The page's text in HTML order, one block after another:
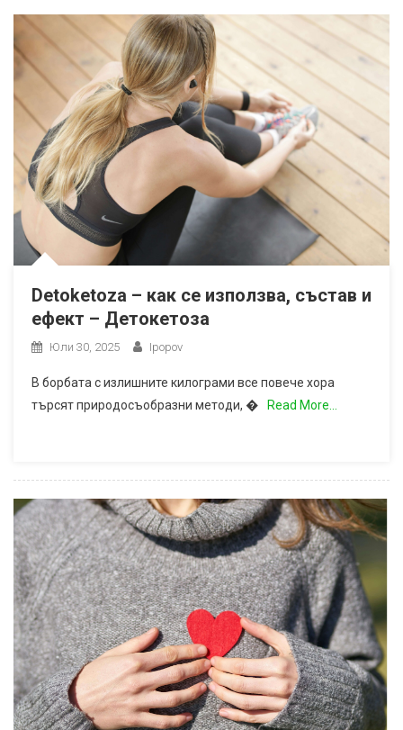
Detoketoza – как се използва, състав и
ефект – Детокетоза
Юли 30, 2025 Ipopov
В борбата с излишните килограми все повече хора
търсят природосъобразни методи, �
Read More…